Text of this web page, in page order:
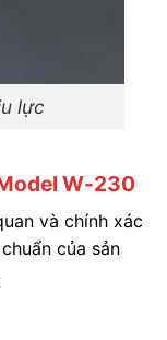
lực
W-230
và chính xác
của sản